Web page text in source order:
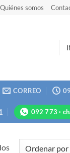
Quiénes somos
CORREO
092 773 ·
Ordenado